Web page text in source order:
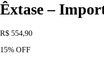
Êxtase –
R$ 554,90
15% OFF